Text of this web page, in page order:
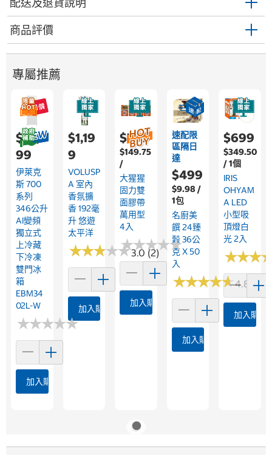
商品評價
專屬推薦
$22,9
99
伊萊克
斯 700
系列
346公升
AI變頻
獨立式
上冷藏
下冷凍
雙門冰
箱
EBM34
02L-W
★★★★★
★★★★★
加入購物車
$1,19
9
VOLUSP
A 室內
香氛擴
香 192毫
升 悠遊
太平洋
★★★★★
★★★★★3.0 (2)
加入購物車
$769
$149.75
/
大猩猩
固力雙
面膠帶
萬用型
4入
★★★★★
★★★★★
加入購物車
速配限
區隔日
達
$499
$9.98 /
1包
名廚美
饌 24臻
穀 36公
克 X 50
入
★★★★★
★★★★★4.8
加入購物車
$699
$349.50
/ 1個
IRIS
OHYAM
A LED
小型吸
頂燈白
光 2入
★★★
★★★
加入購物